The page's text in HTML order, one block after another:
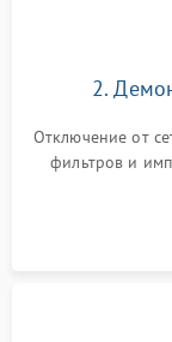
2.
Отключение от
фильтров и